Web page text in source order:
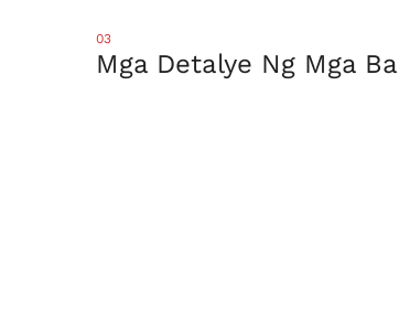
03
Mga Detalye Ng Mga